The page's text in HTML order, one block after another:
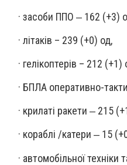
· засоби ППО ‒ 162 (+3)
· літаків – 239 (+0) од,
· гелікоптерів – 212 (+1)
· БПЛА оперативно-
· крилаті ракети ‒ 215
· кораблі /катери ‒ 15
· автомобільної